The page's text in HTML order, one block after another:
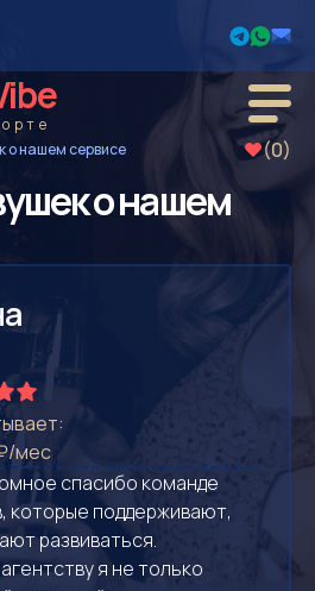
о нашем сервисе (0)
о нашем
мес
спасибо команде
которые поддерживают,
развиваться.
я не только